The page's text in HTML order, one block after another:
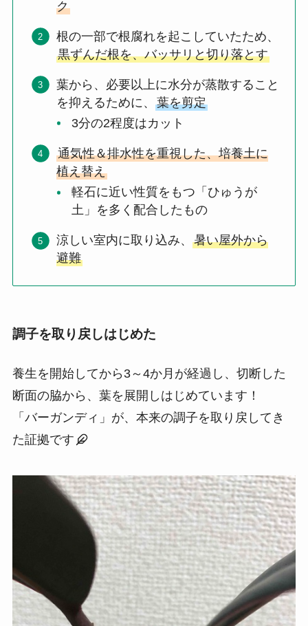
ク
根の一部で根腐れを起こしていたため、
黒ずんだ根を、バッサリと切り落とす
葉から、必要以上に水分が蒸散すること
を抑えるために、 葉を剪定
3分の2程度はカット
通気性＆排水性を重視した、培養土に
植え替え
軽石に近い性質をもつ「ひゅうが
土」を多く配合したもの
涼しい室内に取り込み、 暑い屋外から
避難
調子を取り戻しはじめた
養生を開始してから3～4か月が経過し、切断した
断面の脇から、葉を展開しはじめています！
「バーガンディ」が、本来の調子を取り戻してき
た証拠です